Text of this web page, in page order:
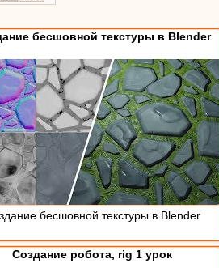
бесшовной текстуры в Blender
бесшовной текстуры в Blender
Создание робота, rig 1 урок